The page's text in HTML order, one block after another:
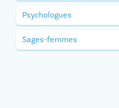
Psychologues
Sages-femmes